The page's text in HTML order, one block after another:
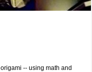
-- using math and